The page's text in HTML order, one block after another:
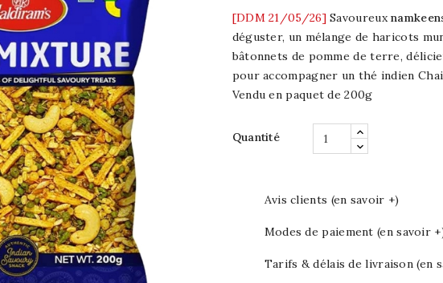
[DDM 21/05/26]Savoureux
déguster, un mélange de haricots
bâtonnets de pomme de terre,
pour accompagner un thé indien
Vendu en paquet de 200g
Quantité
Avis clients (en savoir +)
Modes de paiement (en savoir
Tarifs & délais de livraison (en